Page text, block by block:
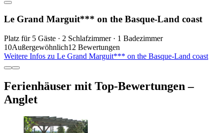
Le Grand Marguit*** on the Basque-Land coast
Platz für 5 Gäste · 2 Schlafzimmer · 1 Badezimmer
10Außergewöhnlich12 Bewertungen
Weitere Infos zu Le Grand Marguit*** on the Basque-Land coast
Ferienhäuser mit Top-Bewertungen –
Anglet